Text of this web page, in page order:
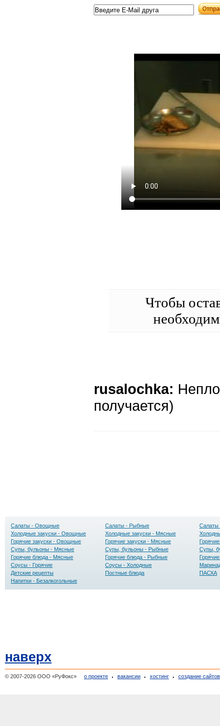
Чтобы
rusalochka:
получается)
Салаты - Овощные Салаты - Рыбные
Салаты
Холодные закуски - Овощные
Холодные закуски - Мясные
Горячие закуски - Овощные
Горячие закуски - Мясные
Супы, бульоны - Мясные
Супы, бульоны - Рыбные
Супы,
Горячие блюда - Мясные
Горячие блюда - Рыбные
Соусы - Горячие
Соусы - Холодные
Детские рецепты
Постные блюда
ПАСХА
Напитки - Безалкогольные
наверх
© 2007-2026 ООО «РуФокс» о проекте вакансии хостинг создание сайтов